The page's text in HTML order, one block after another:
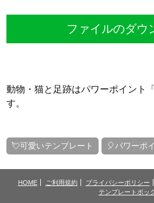
ファイルのダウ
動物・猫と足跡はパワーポイント
す。
💘可愛いテンプレート 🎈パワーポ
HOME ご利用規約 プライバシーポリシー
テンプレートボッ